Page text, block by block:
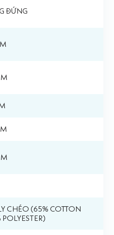
ĐỨNG
CHÉO (65% COTTON
POLYESTER)